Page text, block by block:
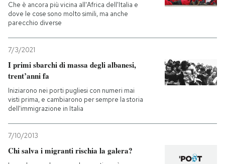
Che è ancora più vicina all'Africa dell'Italia e
dove le cose sono molto simili, ma anche
parecchio diverse
7/3/2021
I primi sbarchi di massa degli albanesi,
trent’anni fa
Iniziarono nei porti pugliesi con numeri mai
visti prima, e cambiarono per sempre la storia
dell'immigrazione in Italia
7/10/2013
Chi salva i migranti rischia la galera?